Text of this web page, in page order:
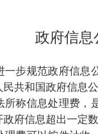
政府信息
步规范政府信息
共和国政府信息
称信息处理费，
府信息超出一定